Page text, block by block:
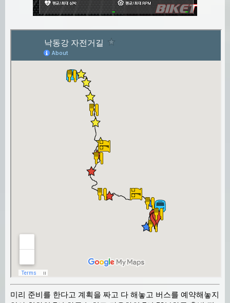
미리 준비를 한다고 계획을 짜고 다 해놓고 버스를 예약해놓지